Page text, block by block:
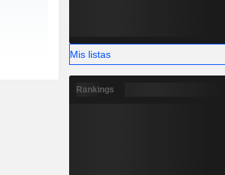
Mis listas
Rankings